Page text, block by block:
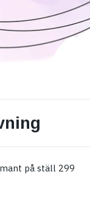
på ställ 299